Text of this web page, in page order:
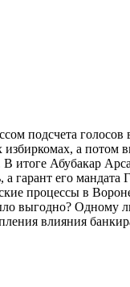
подсчета голосов
избиркомах, а потом
Абубакар
гарант его мандата
процессы в
выгодно? Одному
влияния